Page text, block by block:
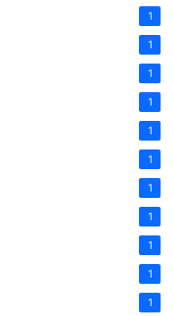
1
1
1
1
1
1
1
1
1
1
1